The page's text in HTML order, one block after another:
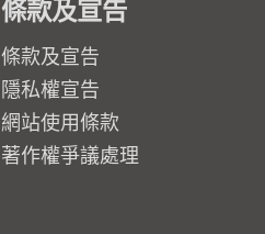
條款及宣告
條款及宣告
隱私權宣告
網站使用條款
著作權爭議處理